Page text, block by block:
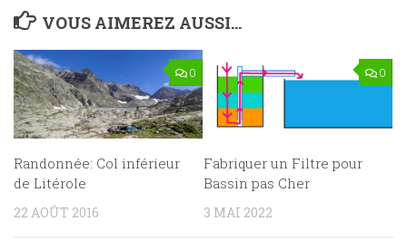
VOUS AIMEREZ AUSSI...
0
Randonnée: Col inférieur
de Litérole
22 AOÛT 2016
0
Fabriquer un Filtre pour
Bassin pas Cher
3 MAI 2022